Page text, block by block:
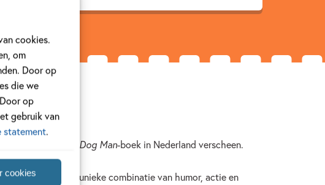
cookies.
om
Door op
die we
op
gebruik van
statement.
cookies
dat het eerste Dog Man-boek in Nederland verscheen.
Met zijn unieke combinatie van humor, actie en